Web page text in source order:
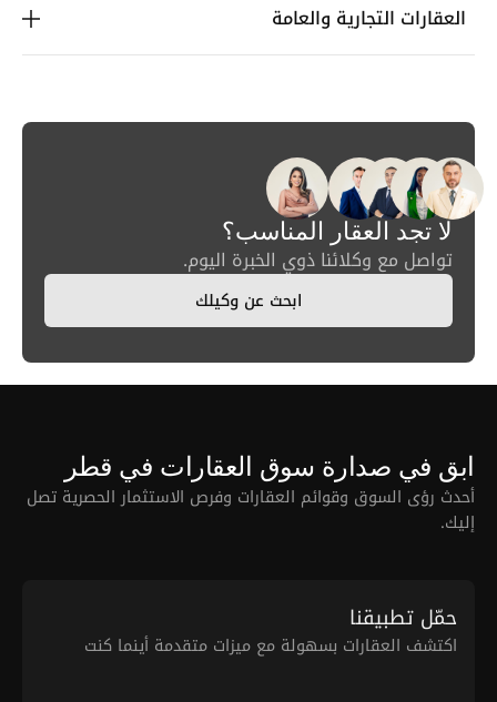
العقارات التجارية والعامة
لا تجد العقار المناسب؟
تواصل مع وكلائنا ذوي الخبرة اليوم.
ابحث عن وكيلك
ابق في صدارة سوق العقارات في قطر
أحدث رؤى السوق وقوائم العقارات وفرص الاستثمار الحصرية تصل
إليك.
حمّل تطبيقنا
اكتشف العقارات بسهولة مع ميزات متقدمة أينما كنت